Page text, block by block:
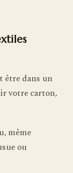
être dans un
votre carton,
même
ou